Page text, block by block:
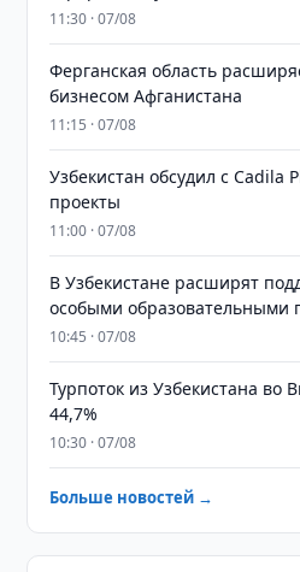
11:30 · 07/08
Ферганская область
бизнесом Афганистана
11:15 · 07/08
Узбекистан обсудил с Cadila
проекты
11:00 · 07/08
В Узбекистане расширят
особыми образовательными
10:45 · 07/08
Турпоток из Узбекистана во
44,7%
10:30 · 07/08
Больше новостей →